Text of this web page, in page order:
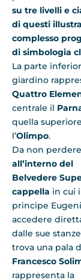
su tre livelli e
di questi
complesso
di simbologia
La parte
giardino
Quattro
centrale il
quella superiore
l’Olimpo.
Da non perdere
all’interno del
Belvedere
cappella in cui
principe
accedere
dalle sue
trova una pala
Francesco
rappresenta la